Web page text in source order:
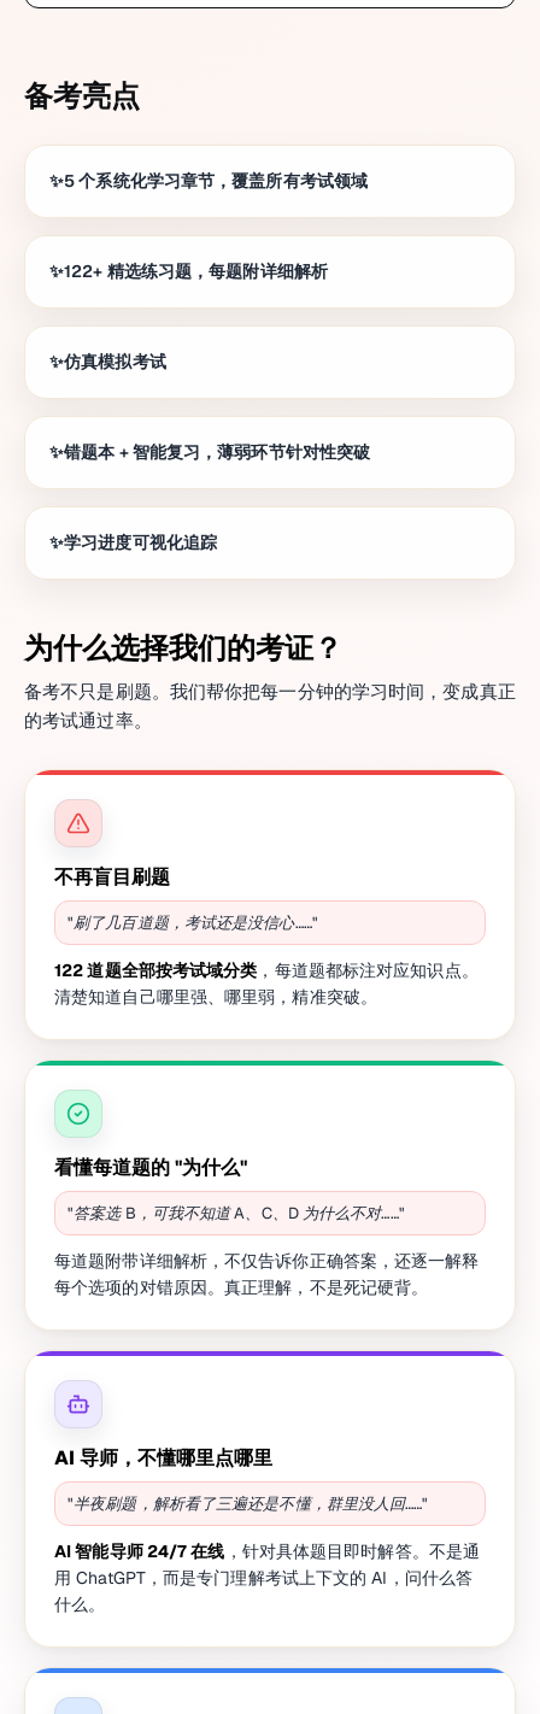
备考亮点
5 个系统化学习章节，覆盖所有考试领域
122+ 精选练习题，每题附详细解析
仿真模拟考试
错题本 + 智能复习，薄弱环节针对性突破
学习进度可视化追踪
为什么选择我们的考证？
备考不只是刷题。我们帮你把每一分钟的学习时间，变成真正
的考试通过率。
不再盲目刷题
"刷了几百道题，考试还是没信心……"
122 道题全部按考试域分类 ，每道题都标注对应知识点。
清楚知道自己哪里强、哪里弱，精准突破。
看懂每道题的 "为什么"
"答案选 B，可我不知道 A、C、D 为什么不对……"
每道题附带详细解析，不仅告诉你正确答案，还逐一解释
每个选项的对错原因。真正理解，不是死记硬背。
AI 导师，不懂哪里点哪里
"半夜刷题，解析看了三遍还是不懂，群里没人回……"
AI 智能导师 24/7 在线 ，针对具体题目即时解答。不是通
用 ChatGPT，而是专门理解考试上下文的 AI，问什么答
什么。